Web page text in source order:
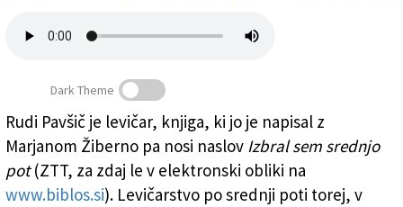
Rudi Pavšič (ARHIV)
Dark Theme
Rudi Pavšič je levičar, knjiga, ki jo je napisal z
Marjanom Žiberno pa nosi naslov Izbral sem srednjo
pot(ZTT, za zdaj le v elektronski obliki na
www.biblos.si). Levičarstvo po srednji poti torej, v